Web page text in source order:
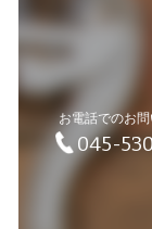
お電話でのお
045-